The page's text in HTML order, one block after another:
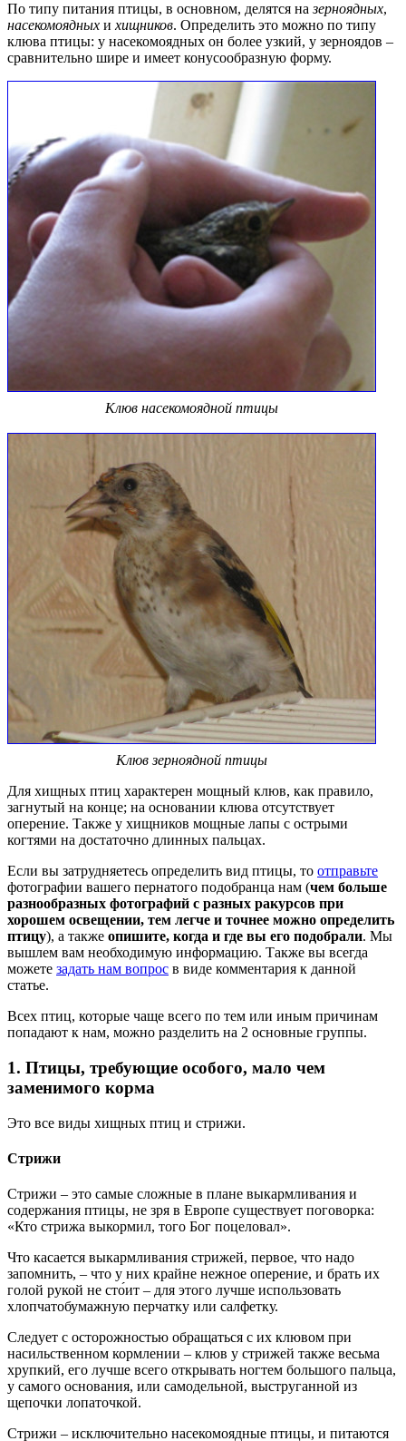
По типу питания птицы, в основном, делятся назерноядных,
насекомоядных и хищников. Определить это можно по типу
клюва птицы: у насекомоядных он более узкий, у зерноядов –
сравнительно шире и имеет конусообразную форму.
Клюв насекомоядной птицы
Клюв зерноядной птицы
Для хищных птиц характерен мощный клюв, как правило,
загнутый на конце; на основании клюва отсутствует
оперение. Также у хищников мощные лапы с острыми
когтями на достаточно длинных пальцах.
Если вы затрудняетесь определить вид птицы, то отправьте
фотографии вашего пернатого подобранца нам (чем больше
разнообразных фотографий с разных ракурсов при
хорошем освещении, тем легче и точнее можно определить
птицу), а также опишите, когда и где вы его подобрали. Мы
вышлем вам необходимую информацию. Также вы всегда
можете задать нам вопрос в виде комментария к данной
статье.
Всех птиц, которые чаще всего по тем или иным причинам
попадают к нам, можно разделить на 2 основные группы.
1. Птицы, требующие особого, мало чем
заменимого корма
Это все виды хищных птиц и стрижи.
Стрижи
Стрижи – это самые сложные в плане выкармливания и
содержания птицы, не зря в Европе существует поговорка:
«Кто стрижа выкормил, того Бог поцеловал».
Что касается выкармливания стрижей, первое, что надо
запомнить, – что у них крайне нежное оперение, и брать их
голой рукой не сто́ит – для этого лучше использовать
хлопчатобумажную перчатку или салфетку.
Следует с осторожностью обращаться с их клювом при
насильственном кормлении – клюв у стрижей также весьма
хрупкий, его лучше всего открывать ногтем большого пальца,
у самого основания, или самодельной, выструганной из
щепочки лопаточкой.
Стрижи – исключительно насекомоядные птицы, и питаются